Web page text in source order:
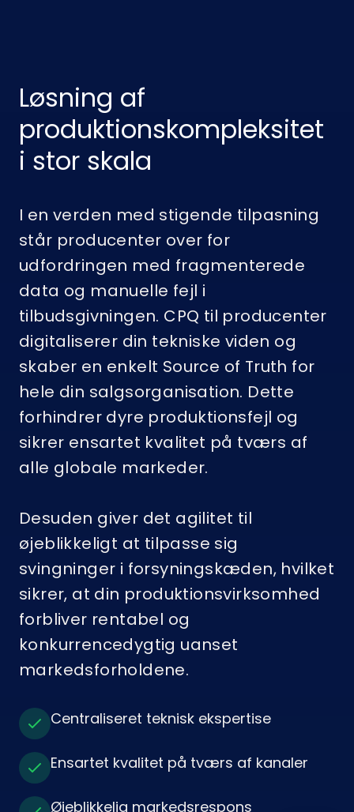
Løsning af
produktionskompleksitet
i stor skala
I en verden med stigende tilpasning
står producenter over for
udfordringen med fragmenterede
data og manuelle fejl i
tilbudsgivningen. CPQ til producenter
digitaliserer din tekniske viden og
skaber en enkelt Source of Truth for
hele din salgsorganisation. Dette
forhindrer dyre produktionsfejl og
sikrer ensartet kvalitet på tværs af
alle globale markeder.
Desuden giver det agilitet til
øjeblikkeligt at tilpasse sig
svingninger i forsyningskæden, hvilket
sikrer, at din produktionsvirksomhed
forbliver rentabel og
konkurrencedygtig uanset
markedsforholdene.
Centraliseret teknisk ekspertise
Ensartet kvalitet på tværs af kanaler
Øjeblikkelig markedsrespons